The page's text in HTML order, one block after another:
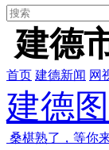
建德
首页 建德新闻 网
建德
桑椹熟了，等你